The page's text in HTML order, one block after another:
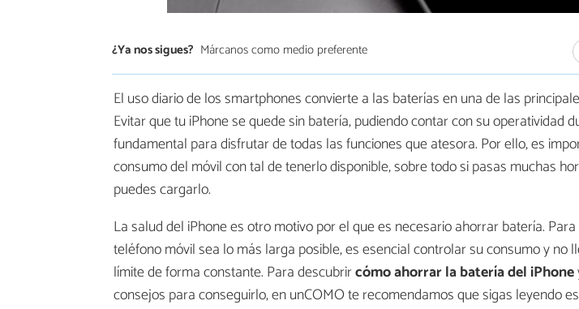
¿Ya nos sigues? Márcanos como medio preferente
El uso diario de los smartphones convierte a las baterías en una de las
Evitar que tu iPhone se quede sin batería, pudiendo contar con su operatividad
fundamental para disfrutar de todas las funciones que atesora. Por ello, es
consumo del móvil con tal de tenerlo disponible, sobre todo si pasas muchas
puedes cargarlo.
La salud del iPhone es otro motivo por el que es necesario ahorrar batería.
teléfono móvil sea lo más larga posible, es esencial controlar su consumo y no
límite de forma constante. Para descubrircómo ahorrar la batería del iPhone
consejos para conseguirlo, en unCOMO te recomendamos que sigas leyendo